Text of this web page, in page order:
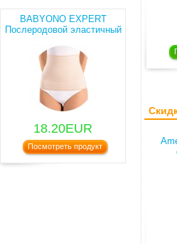
BABYONO EXPERT
Послеродовой эластичный
18.20EUR
Посмотреть продукт